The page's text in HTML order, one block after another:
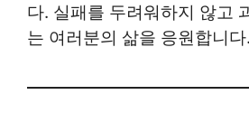
다. 실패를 두려워하지 않고
는 여러분의 삶을 응원합니다.